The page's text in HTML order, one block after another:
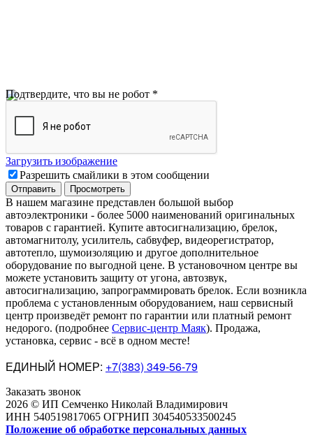
Подтвердите, что вы не робот *
Загрузить изображение
Разрешить смайлики в этом сообщении
В нашем магазине представлен большой выбор
автоэлектроники - более 5000 наименований оригинальных
товаров с гарантией. Купите автосигнализацию, брелок,
автомагнитолу, усилитель, сабвуфер, видеорегистратор,
автотепло, шумоизоляцию и другое дополнительное
оборудование по выгодной цене. В установочном центре вы
можете установить защиту от угона, автозвук,
автосигнализацию, запрограммировать брелок. Если возникла
проблема с установленным оборудованием, наш сервисный
центр произведёт ремонт по гарантии или платный ремонт
недорого. (подробнее Сервис-центр Маяк). Продажа,
установка, сервис - всё в одном месте!
ЕДИНЫЙ НОМЕР: +7(383) 349-56-79
Заказать звонок
2026 © ИП Семченко Николай Владимирович
ИНН 540519817065 ОГРНИП 304540533500245
Положение об обработке персональных данных